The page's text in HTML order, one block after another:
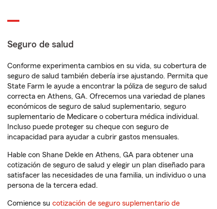
Seguro de salud
Conforme experimenta cambios en su vida, su cobertura de
seguro de salud también debería irse ajustando. Permita que
State Farm le ayude a encontrar la póliza de seguro de salud
correcta en Athens, GA. Ofrecemos una variedad de planes
económicos de seguro de salud suplementario, seguro
suplementario de Medicare o cobertura médica individual.
Incluso puede proteger su cheque con seguro de
incapacidad para ayudar a cubrir gastos mensuales.
Hable con Shane Dekle en Athens, GA para obtener una
cotización de seguro de salud y elegir un plan diseñado para
satisfacer las necesidades de una familia, un individuo o una
persona de la tercera edad.
Comience su cotización de seguro suplementario de